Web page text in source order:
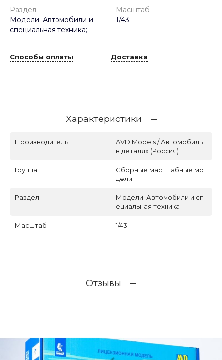
Раздел
Модели. Автомобили и
специальная техника;
Масштаб
1/43;
Способы оплаты Доставка
Характеристики
Производитель
AVD Models / Автомобиль
в деталях (Россия)
Группа
Сборные масштабные мо
дели
Раздел
Модели. Автомобили и сп
ециальная техника
Масштаб 1/43
Отзывы